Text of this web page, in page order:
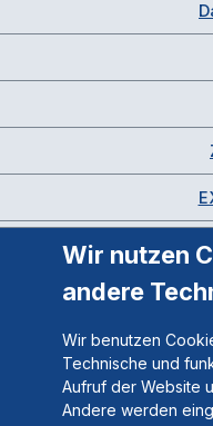
Wir nutzen
andere
Wir benutzen
Technische und
Aufruf der Website
Andere werden